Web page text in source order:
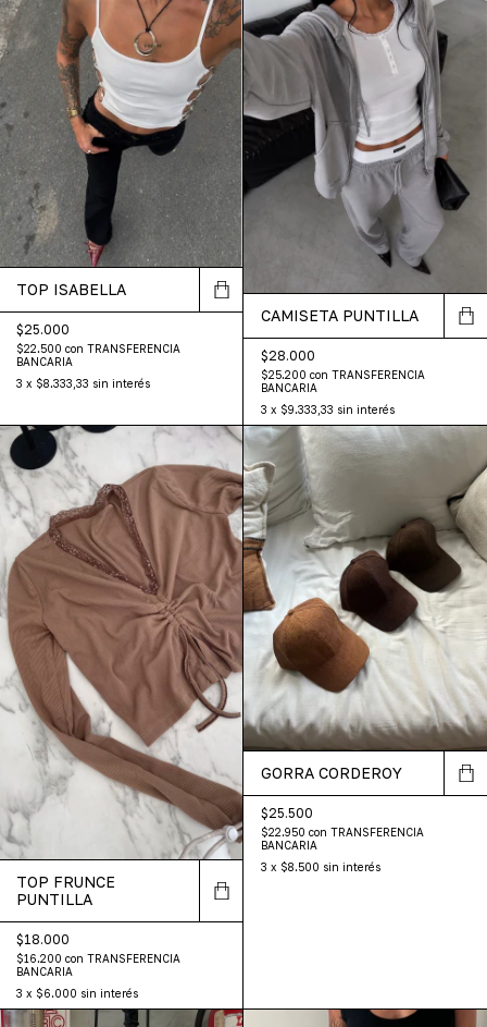
TOP ISABELLA
$25.000
$22.500 con TRANSFERENCIA
BANCARIA
3 x $8.333,33 sin interés
CAMISETA PUNTILLA
$28.000
$25.200 con TRANSFERENCIA
BANCARIA
3 x $9.333,33 sin interés
TOP FRUNCE
PUNTILLA
$18.000
$16.200 con TRANSFERENCIA
BANCARIA
3 x $6.000 sin interés
GORRA CORDEROY
$25.500
$22.950 con TRANSFERENCIA
BANCARIA
3 x $8.500 sin interés